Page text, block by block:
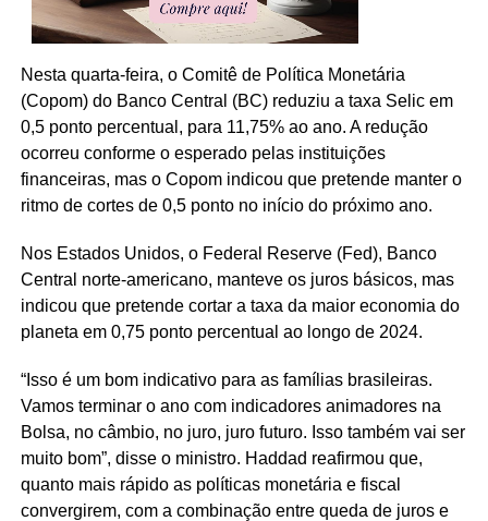
Nesta quarta-feira, o Comitê de Política Monetária
(Copom) do Banco Central (BC) reduziu a taxa Selic em
0,5 ponto percentual, para 11,75% ao ano. A redução
ocorreu conforme o esperado pelas instituições
financeiras, mas o Copom indicou que pretende manter o
ritmo de cortes de 0,5 ponto no início do próximo ano.
Nos Estados Unidos, o Federal Reserve (Fed), Banco
Central norte-americano, manteve os juros básicos, mas
indicou que pretende cortar a taxa da maior economia do
planeta em 0,75 ponto percentual ao longo de 2024.
“Isso é um bom indicativo para as famílias brasileiras.
Vamos terminar o ano com indicadores animadores na
Bolsa, no câmbio, no juro, juro futuro. Isso também vai ser
muito bom”, disse o ministro. Haddad reafirmou que,
quanto mais rápido as políticas monetária e fiscal
convergirem, com a combinação entre queda de juros e